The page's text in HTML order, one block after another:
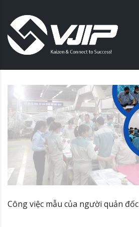
Công việc mẫu của người quản đốc